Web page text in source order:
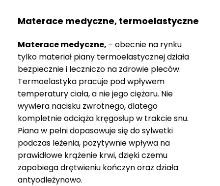
Materace medyczne, termoelastyczne
Materace medyczne, – obecnie na rynku
tylko materiał piany termoelastycznej działa
bezpiecznie i leczniczo na zdrowie pleców.
Termoelastyka pracuje pod wpływem
temperatury ciała, a nie jego ciężaru. Nie
wywiera nacisku zwrotnego, dlatego
kompletnie odciąża kręgosłup w trakcie snu.
Piana w pełni dopasowuje się do sylwetki
podczas leżenia, pozytywnie wpływa na
prawidłowe krążenie krwi, dzięki czemu
zapobiega drętwieniu kończyn oraz działa
antyodleżynowo.